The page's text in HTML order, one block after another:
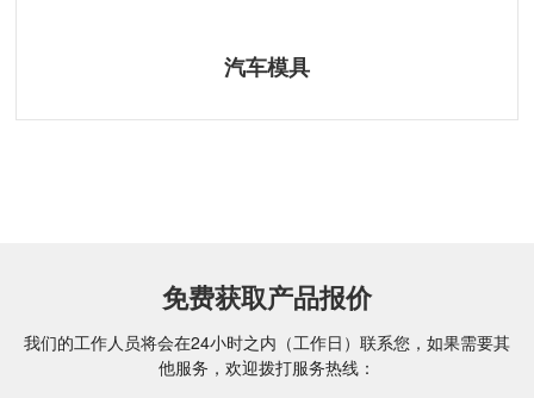
汽车模具
免费获取产品报价
我们的工作人员将会在24小时之内（工作日）联系您，如果需要其
他服务，欢迎拨打服务热线：